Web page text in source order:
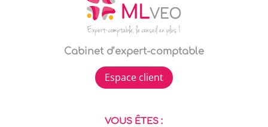
Cabinet d’expert-comptable
Espace client
VOUS ÊTES :